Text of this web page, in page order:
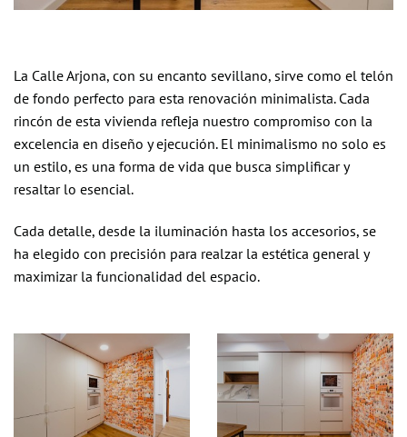
La Calle Arjona, con su encanto sevillano, sirve como el telón
de fondo perfecto para esta renovación minimalista. Cada
rincón de esta vivienda refleja nuestro compromiso con la
excelencia en diseño y ejecución. El minimalismo no solo es
un estilo, es una forma de vida que busca simplificar y
resaltar lo esencial.
Cada detalle, desde la iluminación hasta los accesorios, se
ha elegido con precisión para realzar la estética general y
maximizar la funcionalidad del espacio.